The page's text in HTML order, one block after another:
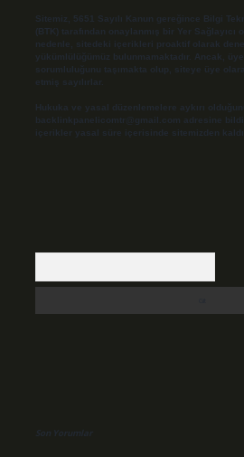
Sitemiz, 5651 Sayılı Kanun gereğince Bilgi
(BTK) tarafından onaylanmış bir Yer
nedenle, sitedeki içerikleri proaktif olarak
yükümlülüğümüz bulunmamaktadır. Ancak,
sorumluluğunu taşımakta olup, siteye üye
etmiş sayılırlar.
Hukuka ve yasal düzenlemelere aykırı
backlinkpanelicomtr@gmail.com adresine
içerikler yasal süre içerisinde sitemizden
Son Yorumlar